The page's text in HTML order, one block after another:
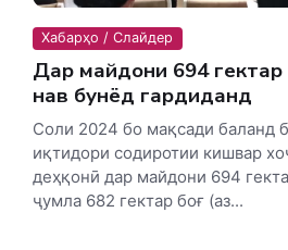
Хабарҳо / Слайдер
Дар майдони 694 гектар
нав бунёд гардиданд
Соли 2024 бо мақсади баланд
иқтидори содиротии кишвар
деҳқонӣ дар майдони 694
ҷумла 682 гектар боғ (аз...